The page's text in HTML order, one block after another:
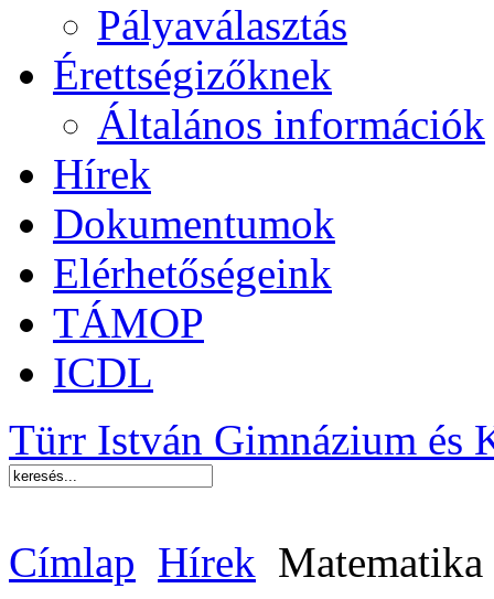
Pályaválasztás
Érettségizőknek
Általános információk
Hírek
Dokumentumok
Elérhetőségeink
TÁMOP
ICDL
Türr István Gimnázium és
Címlap Hírek